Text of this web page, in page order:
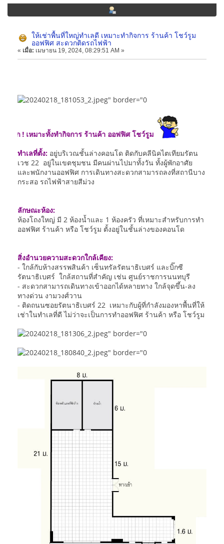
ให้เช่าพื้นที่ใหญ่ทำเลดี เหมาะทำกิจการ ร้านค้า โชว์รูม
ออฟฟิศ สะดวกติดรถไฟฟ้า
« เมื่อ: เมษายน 19, 2024, 08:29:51 AM »
มาะทั้งทำกิจการ ร้านค้า ออฟฟิศ โชว์รูม
ทำเลที่ตั้ง: อยู่บริเวณชั้นล่างคอนโด ติดกับคลีนิคไตเทียมรัตน
เวช 22 อยู่ในเขตชุมชน มีคนผ่านไปมาทั้งวัน ทั้งผู้พักอาศัย
และพนักงานออฟฟิศ การเดินทางสะดวกสามารถลงที่สถานีบาง
กระสอ รถไฟฟ้าสายสีม่วง
ลักษณะห้อง:
ห้องโถงใหญ่ มี 2 ห้องน้ำและ 1 ห้องครัว ที่เหมาะสำหรับการทำ
ออฟฟิศ ร้านค้า หรือ โชว์รูม ตั้งอยู่ในชั้นล่างของคอนโด
สิ่งอำนวยความสะดวกใกล้เคียง:
- ใกล้กับห้างสรรพสินค้า เซ็นทรัลรัตนาธิเบศร์ และบิ๊กซี
รัตนาธิเบศร์ ใกล้สถานที่สำคัญ เช่น ศูนย์ราชการนนทบุรี
- สะดวกสามารถเดินทางเข้าออกได้หลายทาง ใกล้จุดขึ้น-ลง
ทางด่วน งามวงศ์วาน
- ติดถนนซอยรัตนาธิเบศร์ 22 เหมาะกับผู้ที่กำลังมองหาพื้นที่ให้
เช่าในทำเลที่ดี ไม่ว่าจะเป็นการทำออฟฟิศ ร้านค้า หรือ โชว์รูม